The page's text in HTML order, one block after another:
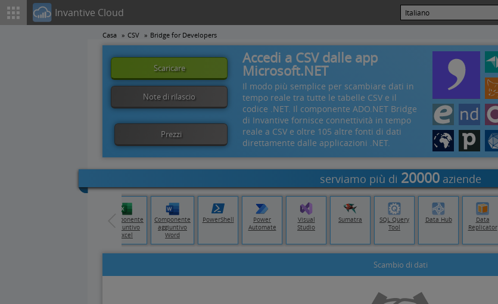
Invantive Cloud
Casa CSV Bridge for Developers
Scaricare
Note di rilascio
Prezzi
Accedi a CSV dalle app
Microsoft.NET
Il modo più semplice per scambiare dati in
tempo reale tra tutte le tabelle CSV e il
codice .NET. Il componente ADO.NET Bridge
di Invantive fornisce connettività in tempo
reale a CSV e oltre 105 altre fonti di dati
direttamente dalle applicazioni .NET.
serviamo più di 20000aziende
Componente
aggiuntivo
Excel
Componente
aggiuntivo
Word
PowerShell
Power
Automate
Visual
Studio
Sumatra
SQL Query
Tool
Data Hub
Data
Replicator
Scambio di dati